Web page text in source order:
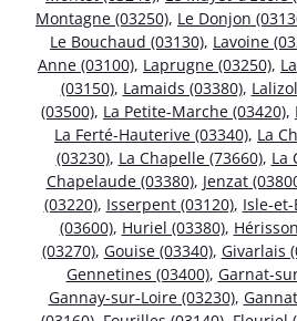
Montagne (03250), Le Donjon
Le Bouchaud (03130), Lavoine
Anne (03100), Laprugne (03250),
(03150), Lamaids (03380),
(03500), La Petite-Marche (03420),
La Ferté-Hauterive (03340), La
(03230), La Chapelle (73660), La
Chapelaude (03380), Jenzat
(03220), Isserpent (03120), Isle-
(03600), Huriel (03380),
(03270), Gouise (03340), Givarlais
Gennetines (03400), Garnat-
Gannay-sur-Loire (03230),